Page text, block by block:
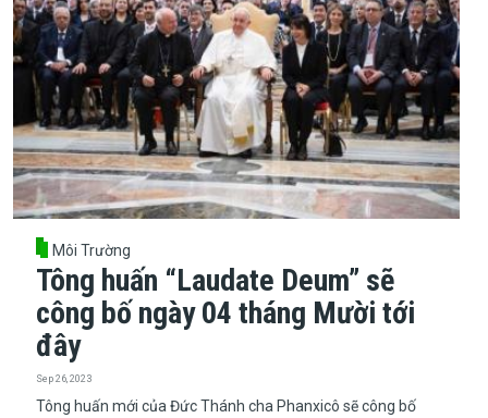
Môi Trường
Tông huấn “Laudate Deum” sẽ
công bố ngày 04 tháng Mười tới
đây
Sep 26, 2023
​​​​​​​Tông huấn mới của Đức Thánh cha Phanxicô sẽ công bố